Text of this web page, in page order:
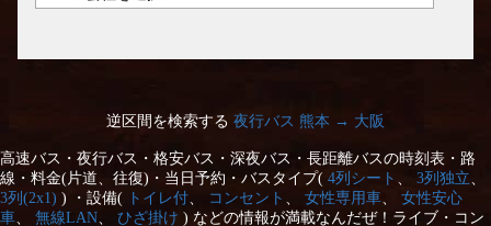
逆区間を検索する 夜行バス 熊本 → 大阪
高速バス・夜行バス・格安バス・深夜バス・長距離バスの時刻表・路
線・料金(片道、往復)・当日予約・バスタイプ( 4列シート 3列独立
3列(2x1) ) ・設備( トイレ付 コンセント 女性専用車
女性安心
車
無線LAN ひざ掛け ) などの情報が満載なんだぜ！ライブ・コン